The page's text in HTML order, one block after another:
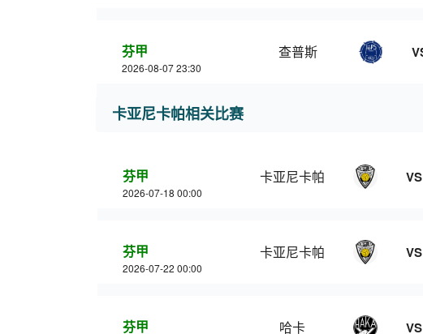
芬甲
2026-08-07 23:30
查普斯
卡亚尼卡帕相关比赛
芬甲
2026-07-18 00:00
卡亚尼卡帕 VS
芬甲
2026-07-22 00:00
卡亚尼卡帕 VS
芬甲 哈卡 VS